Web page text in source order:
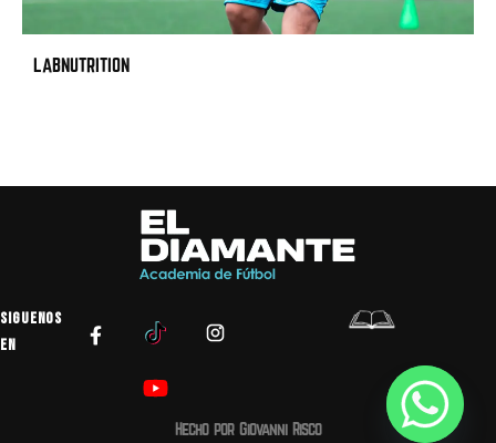
LABNUTRITION
SIGUENOS
EN
Hecho por Giovanni Risco